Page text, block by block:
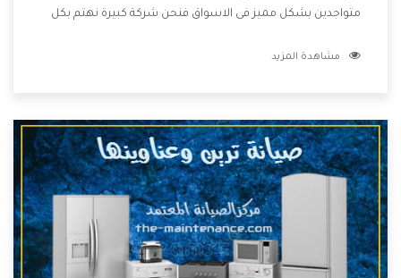
متواجدين بشكل مميز فى الاسواق فنحن شركة كبيرة نهتم بكل
الشركة بها والتى تكون منها خدمة الصيانة التى تكون من أهم
الأسعار التى تكون مناسبة لكثير من العملاء
مشاهدة المزيد